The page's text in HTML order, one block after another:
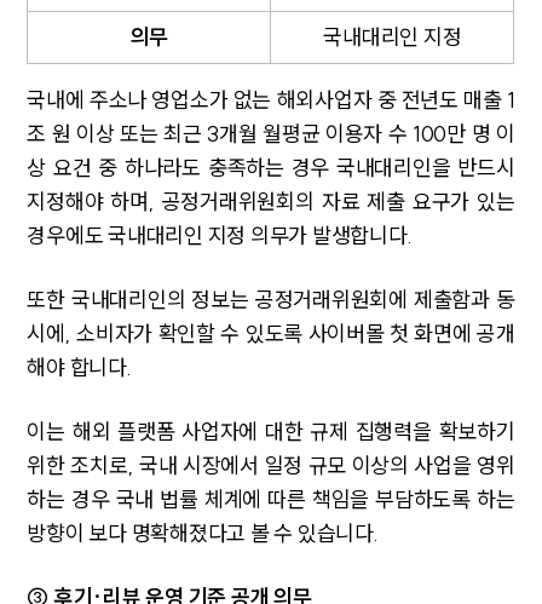
의무
국내대리인 지정
국내에 주소나 영업소가 없는 해외사업자 중 전년도 매출 1
조 원 이상 또는 최근 3개월 월평균 이용자 수 100만 명 이
상 요건 중 하나라도 충족하는 경우 국내대리인을 반드시
지정해야 하며, 공정거래위원회의 자료 제출 요구가 있는
경우에도 국내대리인 지정 의무가 발생합니다.
또한 국내대리인의 정보는 공정거래위원회에 제출함과 동
시에, 소비자가 확인할 수 있도록 사이버몰 첫 화면에 공개
해야 합니다.
이는 해외 플랫폼 사업자에 대한 규제 집행력을 확보하기
위한 조치로, 국내 시장에서 일정 규모 이상의 사업을 영위
하는 경우 국내 법률 체계에 따른 책임을 부담하도록 하는
방향이 보다 명확해졌다고 볼 수 있습니다.
③ 후기·리뷰 운영 기준 공개 의무